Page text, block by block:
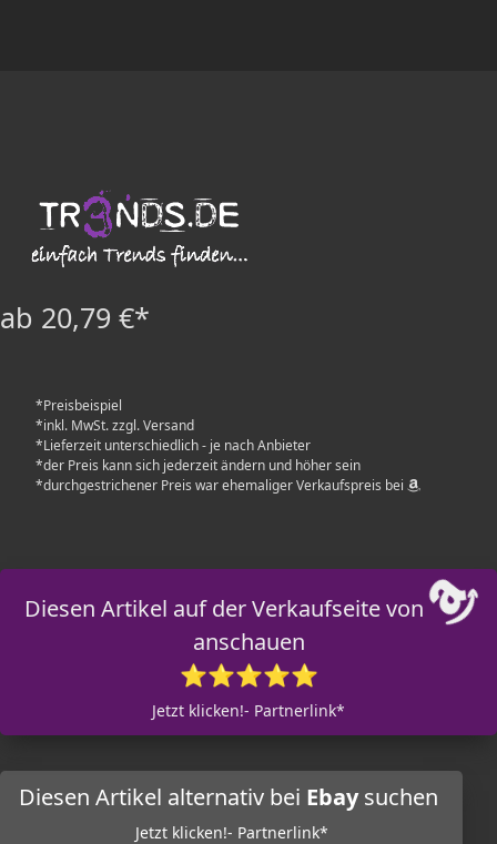
ab 20,79 €*
*Preisbeispiel
*inkl. MwSt. zzgl. Versand
*Lieferzeit unterschiedlich - je nach Anbieter
*der Preis kann sich jederzeit ändern und höher sein
*durchgestrichener Preis war ehemaliger Verkaufspreis bei
Diesen Artikel auf der Verkaufseite von
anschauen
⭐⭐⭐⭐⭐
Jetzt klicken!- Partnerlink*
Diesen Artikel alternativ bei Ebaysuchen
Jetzt klicken!- Partnerlink*